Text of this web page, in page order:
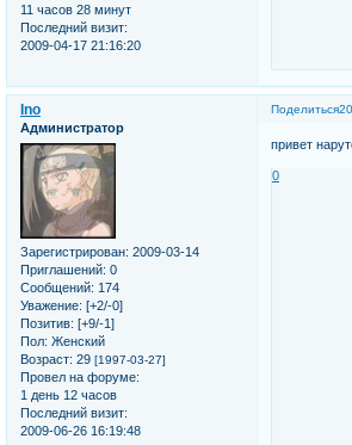
11 часов 28 минут
Последний визит:
2009-04-17 21:16:20
Поделиться
Ino
Администратор
Зарегистрирован: 2009-03-14
Приглашений: 0
Сообщений: 174
Уважение: [+2/-0]
Позитив: [+9/-1]
Пол: Женский
Возраст: 29 [1997-03-27]
Провел на форуме:
1 день 12 часов
Последний визит:
2009-06-26 16:19:48
привет
0